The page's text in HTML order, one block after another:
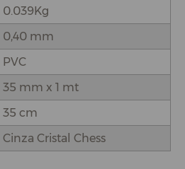
0.039Kg
0,40 mm
PVC
35 mm x 1 mt
35 cm
Cinza Cristal Chess